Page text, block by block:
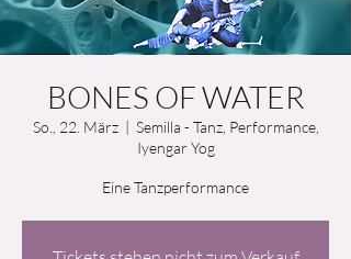
BONES OF WATER
So., 22. März
  |
Semilla - Tanz, Performance,
Iyengar Yog
Eine Tanzperformance